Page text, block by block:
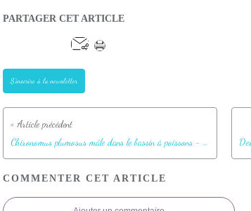
PARTAGER CET ARTICLE
S'inscrire à la newsletter
Chironomus plumosus mâle dans le bassin à poissons - Lartigau - Milhas - 31
COMMENTER CET ARTICLE